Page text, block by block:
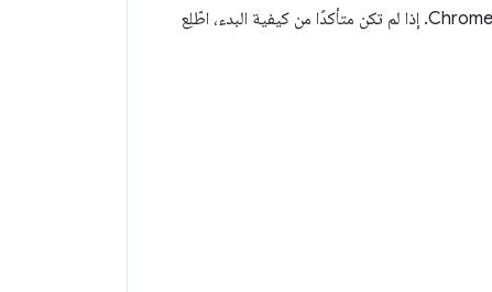
تحتوي هذه الصفحات على أدلة ومعلومات مرجعية للمطوّرين الذين يريدون إنشاء إضافات لمتصفّح Chrome. إذا لم تكن متأكدًا من كيفية البدء، اطّلِع